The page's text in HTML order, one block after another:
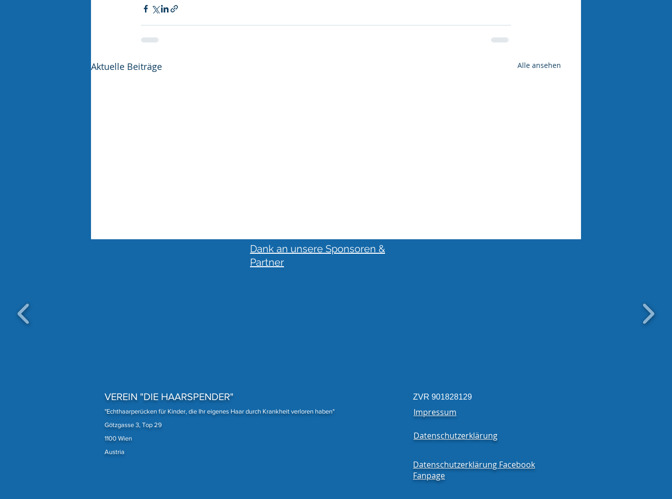
Aktuelle Beiträge Alle ansehen
Dank an unsere Sponsoren &
Partner
VEREIN "DIE HAARSPENDER"
"Echthaarperücken für Kinder, die Ihr eigenes Haar durch Krankheit verloren haben"
Götzgasse 3, Top 29
1100 Wien
Austria
ZVR 901828129
Impressum
Datenschutzerklärung
Datenschutzerklärung Facebook
Fanpage